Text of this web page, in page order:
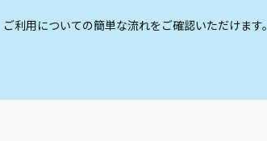
ご利用についての簡単な流れをご確認いただけます。